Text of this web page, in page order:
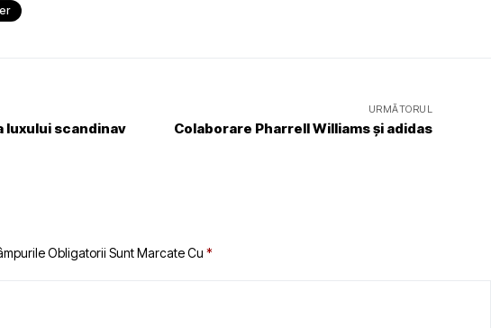
scandinav
URMĂTORUL
Colaborare Pharrell Williams și adidas
Obligatorii Sunt Marcate Cu *